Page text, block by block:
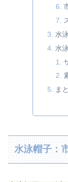
水
水
ま
水泳帽子：